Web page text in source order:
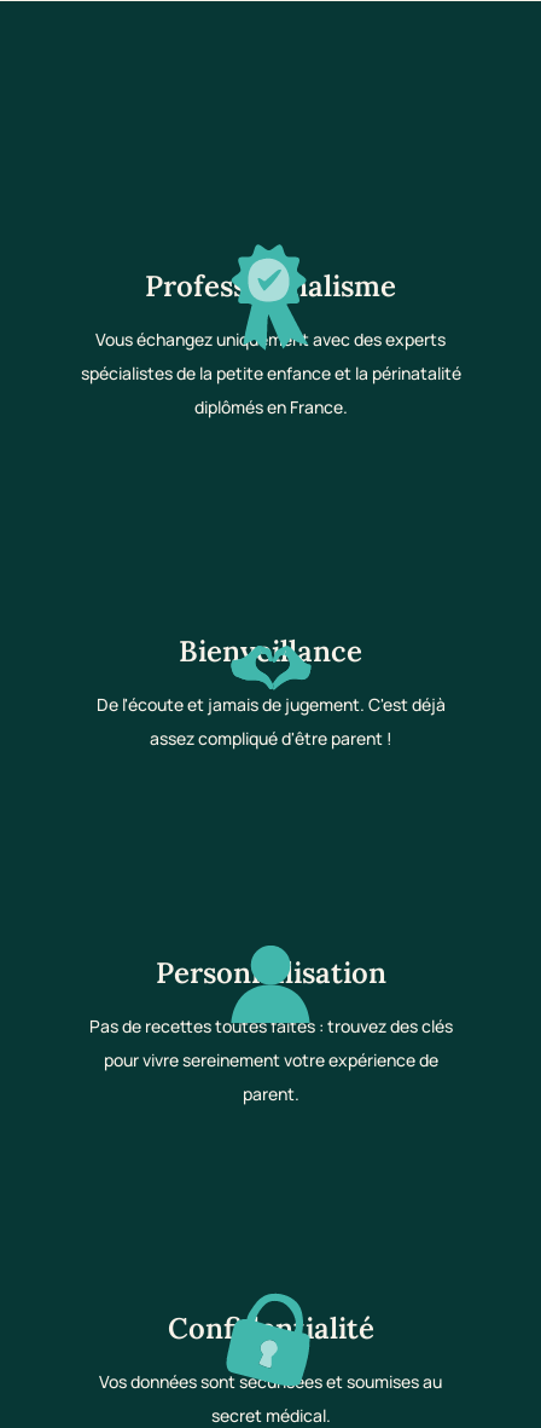
Professionnalisme
Vous échangez uniquement avec des experts
spécialistes de la petite enfance et la périnatalité
diplômés en France.
Bienveillance
De l'écoute et jamais de jugement. C'est déjà
assez compliqué d'être parent !
Personnalisation
Pas de recettes toutes faites : trouvez des clés
pour vivre sereinement votre expérience de
parent.
Confidentialité
Vos données sont sécurisées et soumises au
secret médical.